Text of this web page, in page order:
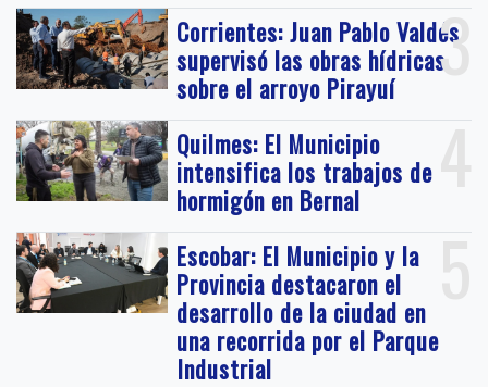
3
Corrientes: Juan Pablo Valdés
supervisó las obras hídricas
sobre el arroyo Pirayuí
4
Quilmes: El Municipio
intensifica los trabajos de
hormigón en Bernal
5
Escobar: El Municipio y la
Provincia destacaron el
desarrollo de la ciudad en
una recorrida por el Parque
Industrial